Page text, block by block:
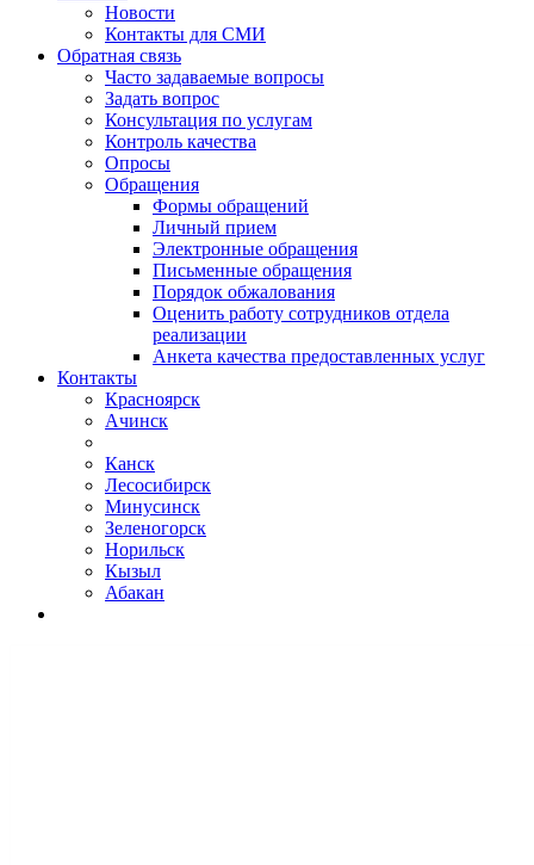
Новости
Контакты для СМИ
Обратная связь
Часто задаваемые вопросы
Задать вопрос
Консультация по услугам
Контроль качества
Опросы
Обращения
Формы обращений
Личный прием
Электронные обращения
Письменные обращения
Порядок обжалования
Оценить работу сотрудников отдела
реализации
Анкета качества предоставленных услуг
Контакты
Красноярск
Ачинск
Канск
Лесосибирск
Минусинск
Зеленогорск
Норильск
Кызыл
Абакан